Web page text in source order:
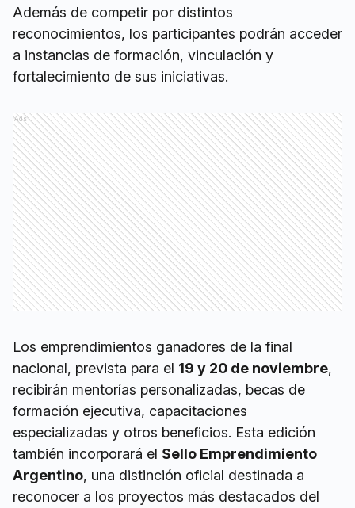
Además de competir por distintos
reconocimientos, los participantes podrán acceder
a instancias de formación, vinculación y
fortalecimiento de sus iniciativas.
Ads
Los emprendimientos ganadores de la final
nacional, prevista para el 19 y 20 de noviembre,
recibirán mentorías personalizadas, becas de
formación ejecutiva, capacitaciones
especializadas y otros beneficios. Esta edición
también incorporará el Sello Emprendimiento
Argentino, una distinción oficial destinada a
reconocer a los proyectos más destacados del